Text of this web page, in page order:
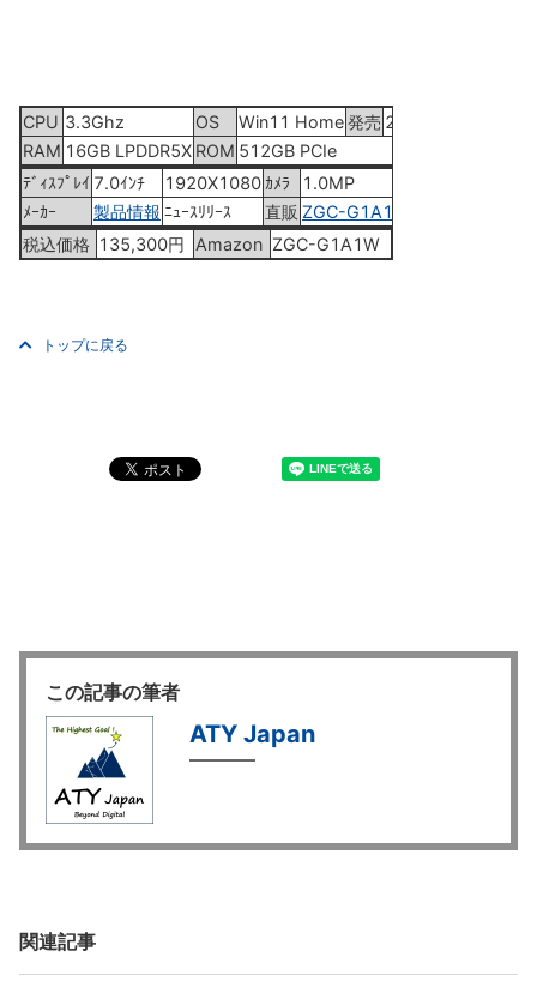
CPU 3.3Ghz OS Win11 Home発売 2024年11月29日
RAM 16GB LPDDR5X ROM 512GB PCIe
ﾃﾞｨｽﾌﾟﾚｲ 7.0ｲﾝﾁ 1920X1080 ｶﾒﾗ
1.0MP
ﾒｰｶｰ
製品情報 ﾆｭｰｽﾘﾘｰｽ 直販 ZGC-G1A1W
税込価格 135,300円 Amazon ZGC-G1A1W
トップに戻る
この記事の筆者
ATY Japan
関連記事